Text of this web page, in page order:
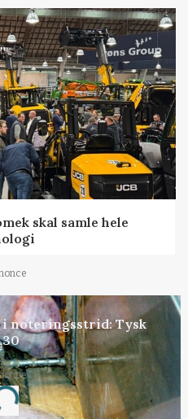
skal samle hele
i noteringsstrid: Tysk